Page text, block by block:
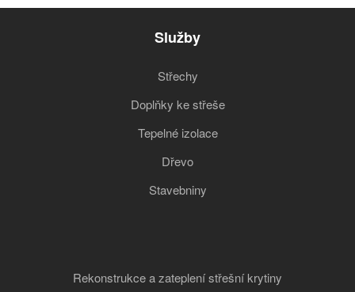
Služby
Střechy
Doplňky ke střeše
Tepelné izolace
Dřevo
Stavebniny
Rekonstrukce a zateplení střešní krytiny